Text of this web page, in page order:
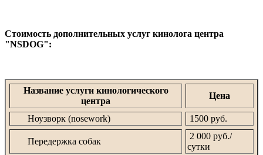
Стоимость дополнительных услуг кинолога центра
"NSDOG":
Название услуги кинологического
центра
Цена
Ноузворк (nosework) 1500 руб.
Передержка собак
2 000 руб./
сутки